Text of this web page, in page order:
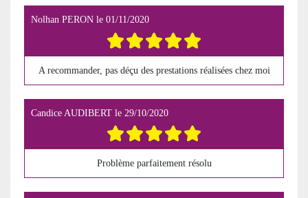
Nolhan PERON le 01/11/2020
A recommander, pas déçu des prestations réalisées chez moi
Candice AUDIBERT le 29/10/2020
Problème parfaitement résolu